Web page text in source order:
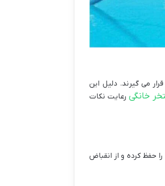
می گیرند. دلیل این
خانگیرعایت نکات
حفظ کرده و از انقباض